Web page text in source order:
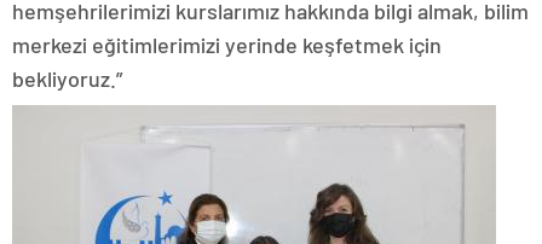
hemşehrilerimizi kurslarımız hakkında bilgi almak, bilim
merkezi eğitimlerimizi yerinde keşfetmek için
bekliyoruz.”